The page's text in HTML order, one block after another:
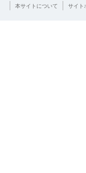
本サイトについて サイト